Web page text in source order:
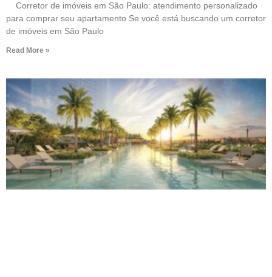
Corretor de imóveis em São Paulo: atendimento personalizado
para comprar seu apartamento Se você está buscando um corretor
de imóveis em São Paulo
Read More »